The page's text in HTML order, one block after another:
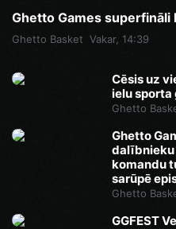
Ghetto Games
Ghetto Basket Vakar, 14:39
Cēsis uz
ielu
Ghetto
Ghetto
dalībnieku
komandu
sarūpē
Ghetto
GGFEST